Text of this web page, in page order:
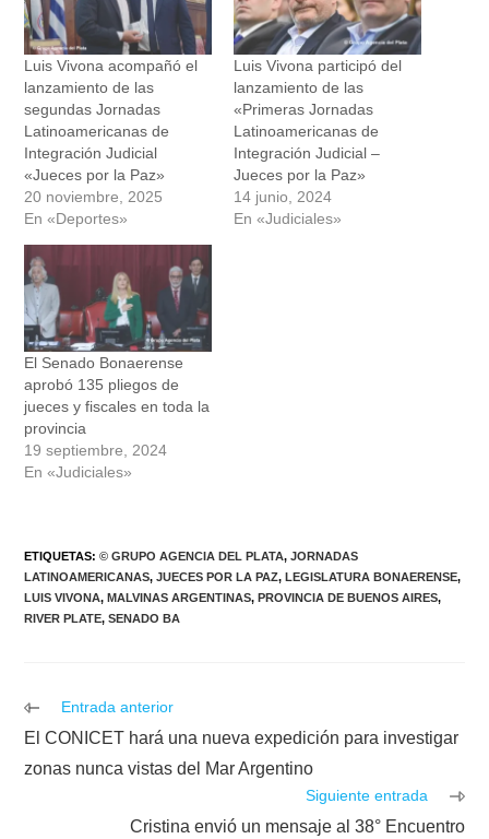
Luis Vivona acompañó el
lanzamiento de las
segundas Jornadas
Latinoamericanas de
Integración Judicial
«Jueces por la Paz»
20 noviembre, 2025
En «Deportes»
Luis Vivona participó del
lanzamiento de las
«Primeras Jornadas
Latinoamericanas de
Integración Judicial –
Jueces por la Paz»
14 junio, 2024
En «Judiciales»
El Senado Bonaerense
aprobó 135 pliegos de
jueces y fiscales en toda la
provincia
19 septiembre, 2024
En «Judiciales»
ETIQUETAS:© GRUPO AGENCIA DEL PLATA, JORNADAS
LATINOAMERICANAS, JUECES POR LA PAZ, LEGISLATURA BONAERENSE,
LUIS VIVONA, MALVINAS ARGENTINAS, PROVINCIA DE BUENOS AIRES,
RIVER PLATE, SENADO BA
Leer
artículos
Entrada anterior
El CONICET hará una nueva expedición para investigar
zonas nunca vistas del Mar Argentino
Siguiente entrada
Cristina envió un mensaje al 38° Encuentro